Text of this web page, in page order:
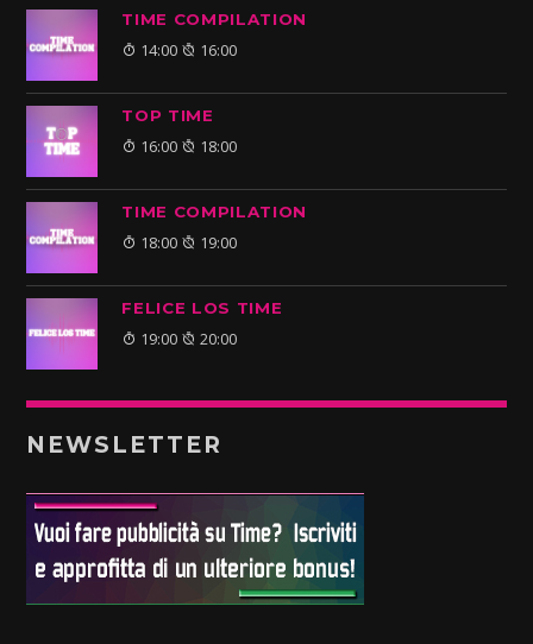
TIME COMPILATION
14:00 16:00
TOP TIME
16:00 18:00
TIME COMPILATION
18:00 19:00
FELICE LOS TIME
19:00 20:00
NEWSLETTER